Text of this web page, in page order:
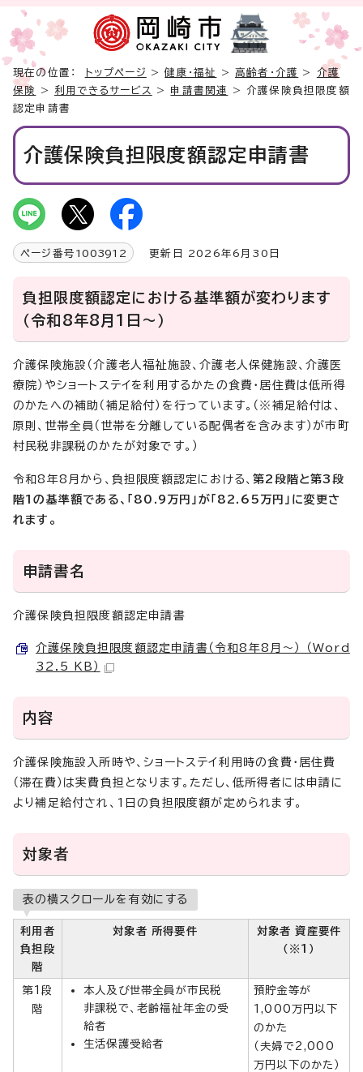
現在の位置： トップページ >健康・福祉 > 高齢者・介護 > 介護
保険
> 利用できるサービス > 申請書関連
> 介護保険負担限度額
認定申請書
介護保険負担限度額認定申請書
ページ番号 1003912 更新日 2026年6月30日
負担限度額認定における基準額が変わります
（令和8年8月1日～）
介護保険施設（介護老人福祉施設、介護老人保健施設、介護医
療院）やショートステイを利用するかたの食費・居住費は低所得
のかたへの補助（補足給付）を行っています。（※補足給付は、
原則、世帯全員（世帯を分離している配偶者を含みます）が市町
村民税非課税のかたが対象です。）
令和8年8月から、負担限度額認定における、第2段階と第3段
階1の基準額である、「80.9万円」が「82.65万円」に変更さ
れます。
申請書名
介護保険負担限度額認定申請書
介護保険負担限度額認定申請書（令和8年8月～） （Word
32.5 KB）
内容
介護保険施設入所時や、ショートステイ利用時の食費・居住費
（滞在費）は実費負担となります。ただし、低所得者には申請に
より補足給付され、1日の負担限度額が定められます。
対象者
表の横スクロールを有効にする
利用者
負担段
階
対象者 所得要件
対象者 資産要件
（※1）
第1段
階
本人及び世帯全員が市民税
非課税で、老齢福祉年金の受
給者
生活保護受給者
預貯金等が
1,000万円以下
のかた
（夫婦で2,000
万円以下のかた）